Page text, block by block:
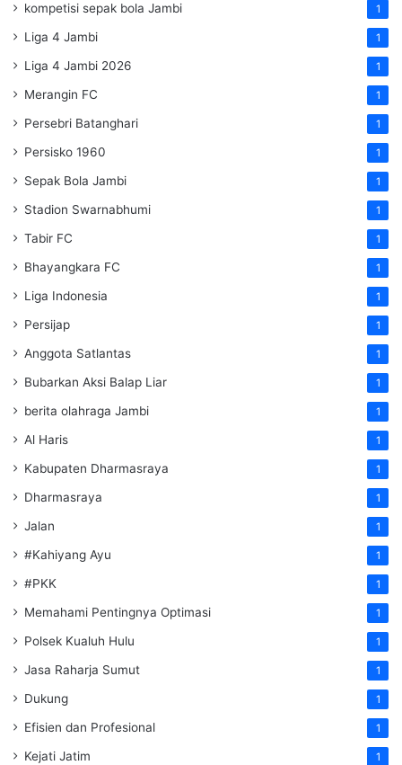
kompetisi sepak bola Jambi 1
Liga 4 Jambi 1
Liga 4 Jambi 2026 1
Merangin FC 1
Persebri Batanghari 1
Persisko 1960 1
Sepak Bola Jambi 1
Stadion Swarnabhumi 1
Tabir FC 1
Bhayangkara FC 1
Liga Indonesia 1
Persijap 1
Anggota Satlantas 1
Bubarkan Aksi Balap Liar 1
berita olahraga Jambi 1
Al Haris 1
Kabupaten Dharmasraya 1
Dharmasraya 1
Jalan 1
#Kahiyang Ayu 1
#PKK 1
Memahami Pentingnya Optimasi 1
Polsek Kualuh Hulu 1
Jasa Raharja Sumut 1
Dukung 1
Efisien dan Profesional 1
Kejati Jatim 1